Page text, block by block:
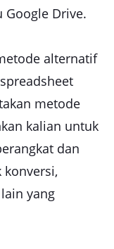
Google Drive.
alternatif
metode
kalian untuk
dan
yang